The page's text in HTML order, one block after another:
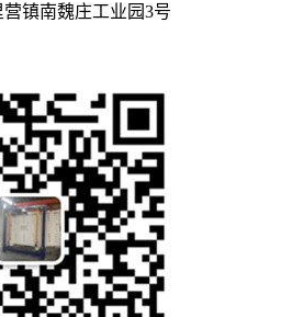
镇南魏庄工业园3号